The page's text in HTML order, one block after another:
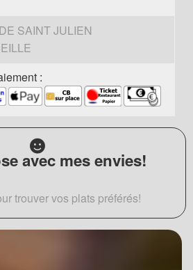
SAINT JULIEN
:
avec mes envies!
trouver vos plats préférés!